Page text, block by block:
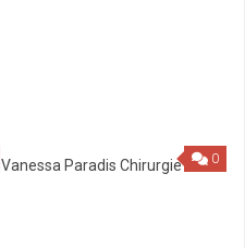
0
Vanessa Paradis Chirurgie